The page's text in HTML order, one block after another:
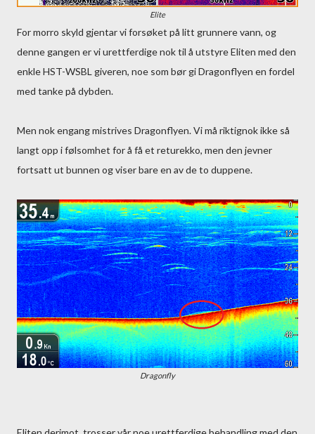
Elite
For morro skyld gjentar vi forsøket på litt grunnere vann, og
denne gangen er vi urettferdige nok til å utstyre Eliten med den
enkle HST-WSBL giveren, noe som bør gi Dragonflyen en fordel
med tanke på dybden.
Men nok engang mistrives Dragonflyen. Vi må riktignok ikke så
langt opp i følsomhet for å få et returekko, men den jevner
fortsatt ut bunnen og viser bare en av de to duppene.
Dragonfly